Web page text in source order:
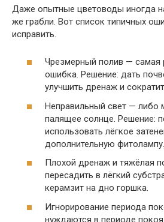
Даже опытные цветоводы иногда
же грабли. Вот список типичных
исправить.
Чрезмерный полив — самая
ошибка. Решение: дать
улучшить дренаж и
Неправильный свет — либо
палящее солнце. Решение:
использовать лёгкое
дополнительную фитолампу.
Плохой дренаж и тяжёлая
пересадить в лёгкий
керамзит на дно горшка.
Игнорирование периода
нуждаются в периоде